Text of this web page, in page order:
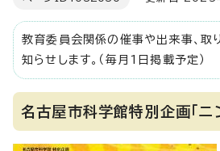
教育委員会関係の催事や出来事、取
知らせします。（毎月1日掲載予定）
名古屋市科学館特別企画「ニ